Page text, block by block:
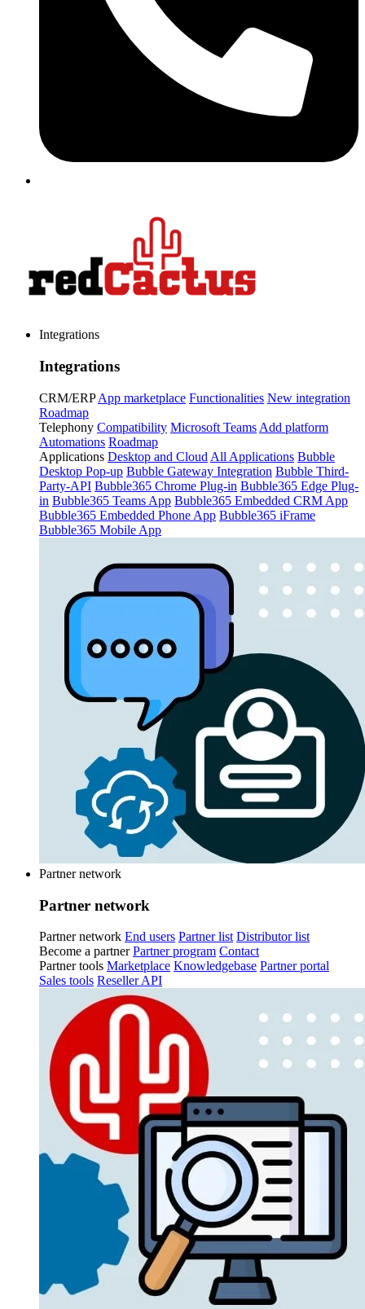
Integrations
Integrations
CRM/ERP App marketplace Functionalities New integration
Roadmap
Telephony Compatibility Microsoft Teams Add platform
Automations Roadmap
Applications Desktop and Cloud All Applications Bubble
Desktop Pop-up Bubble Gateway Integration Bubble Third-
Party-API Bubble365 Chrome Plug-in Bubble365 Edge Plug-
in Bubble365 Teams App Bubble365 Embedded CRM App
Bubble365 Embedded Phone App Bubble365 iFrame
Bubble365 Mobile App
Partner network
Partner network
Partner network End users Partner list Distributor list
Become a partner Partner program Contact
Partner tools Marketplace Knowledgebase Partner portal
Sales tools Reseller API